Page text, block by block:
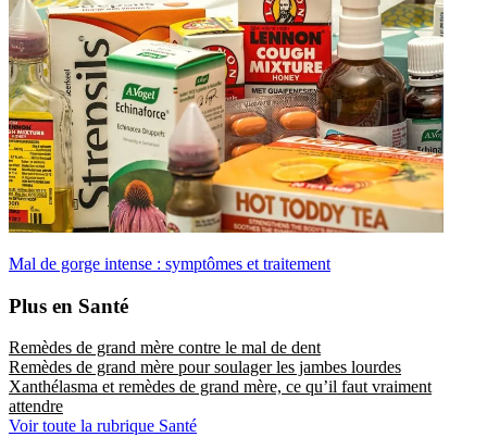
Mal de gorge intense : symptômes et traitement
Plus en Santé
Remèdes de grand mère contre le mal de dent
Remèdes de grand mère pour soulager les jambes lourdes
Xanthélasma et remèdes de grand mère, ce qu’il faut vraiment
attendre
Voir toute la rubrique Santé